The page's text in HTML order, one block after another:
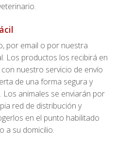
por email o por nuestra
Los productos los recibirá en
nuestro servicio de envío
de una forma segura y
Los animales se enviarán por
red de distribución y
en el punto habilitado
a su domicilio.